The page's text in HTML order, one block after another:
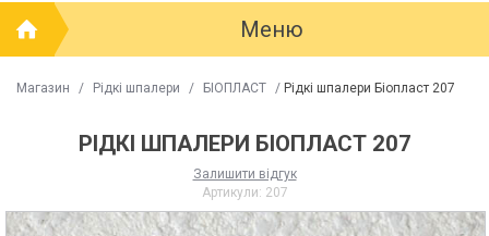
Меню
Магазин / Рідкі шпалери / БІОПЛАСТ / Рідкі шпалери Біопласт 207
РІДКІ ШПАЛЕРИ БІОПЛАСТ 207
Залишити відгук
Артикули: 207